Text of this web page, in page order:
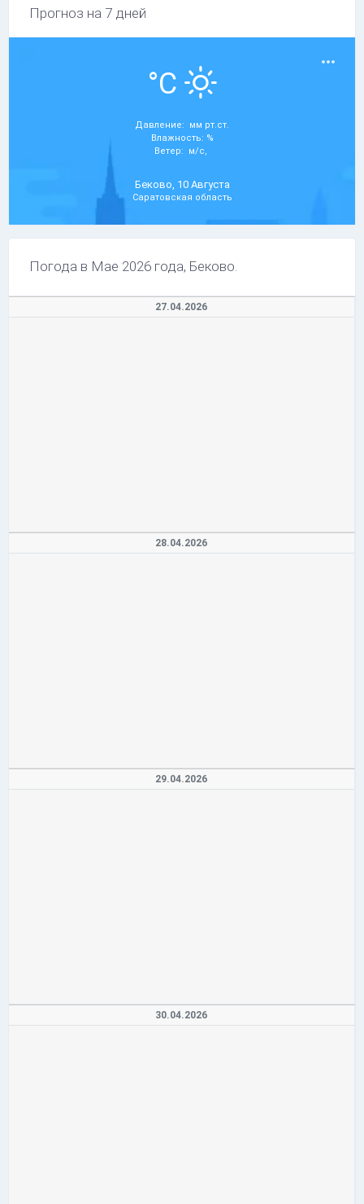
Прогноз на 7 дней
°C
Давление: мм рт.ст.
Влажность: %
Ветер: м/с,
Беково, 10 Августа
Саратовская область
Погода в Мае 2026 года, Беково.
27.04.2026
28.04.2026
29.04.2026
30.04.2026